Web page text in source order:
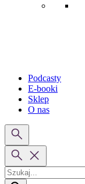
Podcasty
E-booki
Sklep
O nas